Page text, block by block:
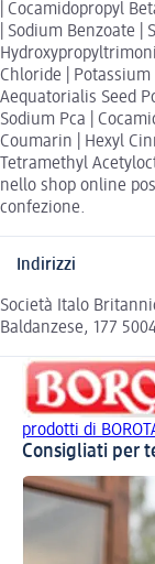
| Cocamidopropyl
| Sodium Benzoate
Chloride |
Aequatorialis Seed
Sodium Pca |
Coumarin | Hexyl
Tetramethyl
nello shop online
confezione.
Indirizzi
Società Italo
Baldanzese, 177
prodotti di
Consigliati per